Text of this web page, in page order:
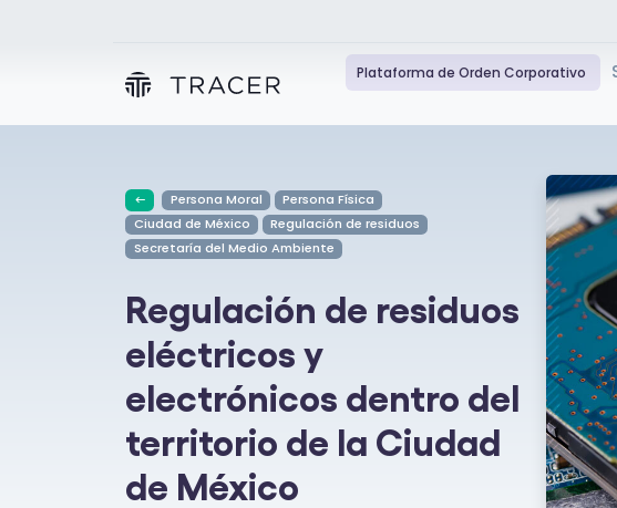
Plataforma de Orden Corporativo
Persona Moral
Persona Física
Ciudad de México
Regulación de residuos
Secretaría del Medio Ambiente
Regulación de residuos
eléctricos y
electrónicos dentro del
territorio de la Ciudad
de México